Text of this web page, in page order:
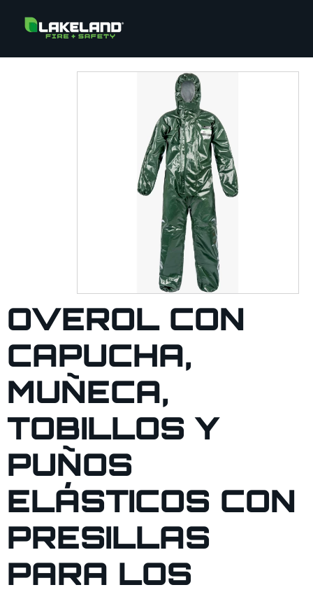
OVEROL CON
CAPUCHA,
MUÑECA,
TOBILLOS Y
PUÑOS
ELÁSTICOS CON
PRESILLAS
PARA LOS